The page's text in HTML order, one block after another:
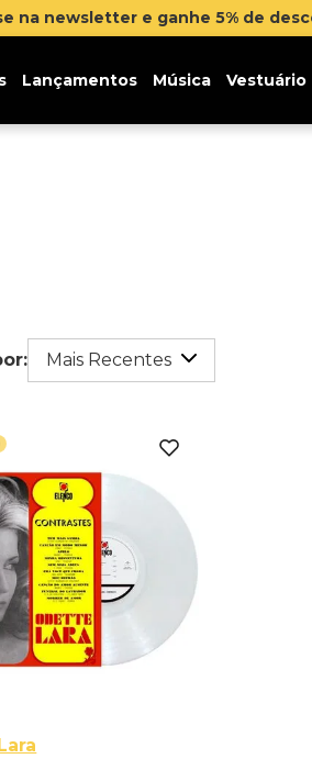
na newsletter e ganhe 5% de
Lançamentos Música Vestuário
Mais Recentes